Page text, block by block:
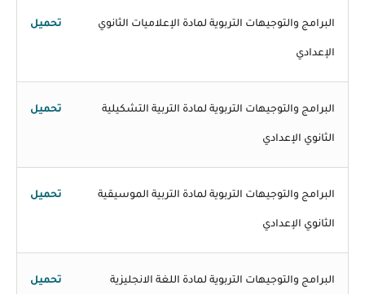
البرامج والتوجيهات التربوية لمادة الإعلاميات الثانوي
الإعدادي
تحميل
البرامج والتوجيهات التربوية لمادة التربية التشكيلية
الثانوي الإعدادي
تحميل
البرامج والتوجيهات التربوية لمادة التربية الموسيقية
الثانوي الإعدادي
تحميل
البرامج والتوجيهات التربوية لمادة اللغة الانجليزية تحميل